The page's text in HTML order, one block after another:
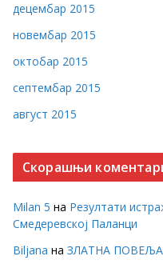
децембар 2015
новембар 2015
октобар 2015
септембар 2015
август 2015
Скорашњи
Milan 5 на Резултати
Смедеревској Паланци
Biljana на ЗЛАТНА